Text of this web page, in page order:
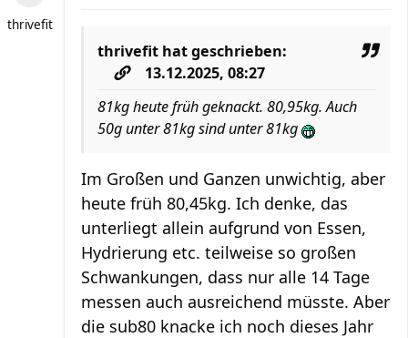
thrivefit
thrivefit hat geschrieben:
13.12.2025, 08:27
81kg heute früh geknackt. 80,95kg. Auch
50g unter 81kg sind unter 81kg
Im Großen und Ganzen unwichtig, aber
heute früh 80,45kg. Ich denke, das
unterliegt allein aufgrund von Essen,
Hydrierung etc. teilweise so großen
Schwankungen, dass nur alle 14 Tage
messen auch ausreichend müsste. Aber
die sub80 knacke ich noch dieses Jahr